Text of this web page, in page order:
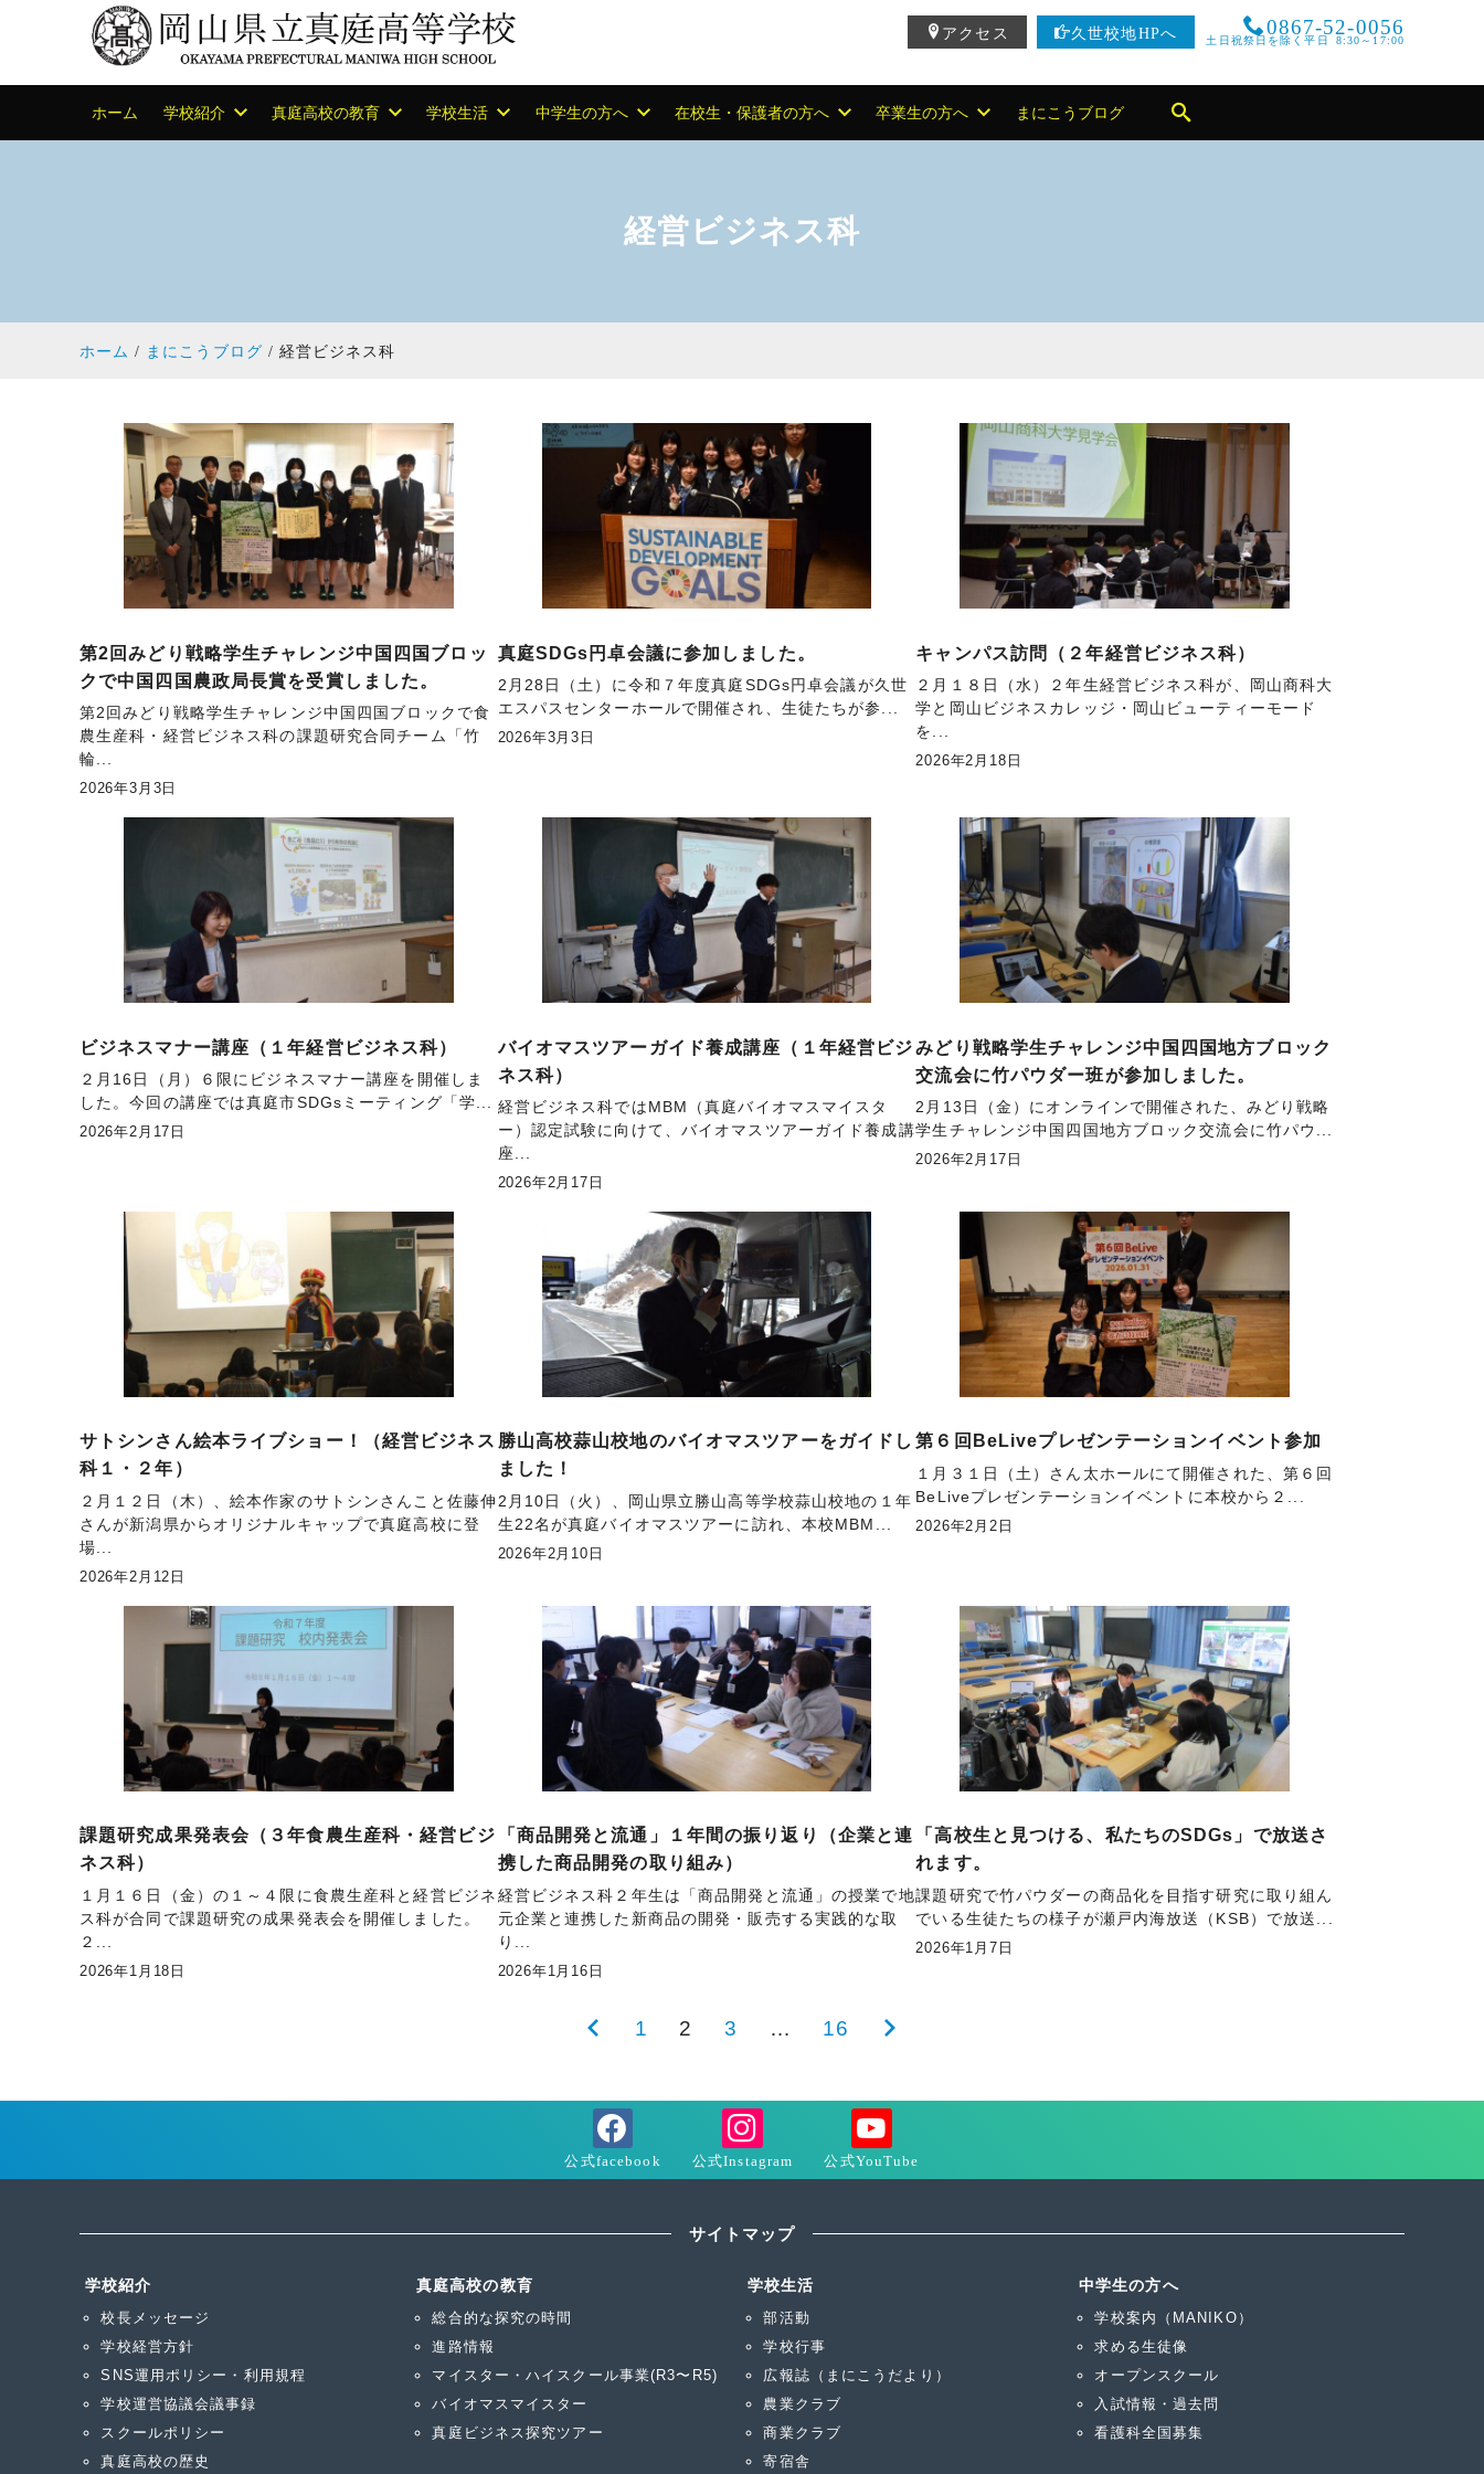
アクセス 久世校地HPへ 0867-52-0056
土日祝祭日を除く平日 8:30～17:00
ホーム 学校紹介 真庭高校の教育 学校生活 中学生の方へ 在校生・保護者の方へ 卒業生の方へ まにこうブログ
経営ビジネス科
ホーム まにこうブログ 経営ビジネス科
第2回みどり戦略学生チャレンジ中国四国ブロッ
クで中国四国農政局長賞を受賞しました。
第2回みどり戦略学生チャレンジ中国四国ブロックで食
農生産科・経営ビジネス科の課題研究合同チーム「竹
輪...
2026年3月3日
真庭SDGs円卓会議に参加しました。
2月28日（土）に令和７年度真庭SDGs円卓会議が久世
エスパスセンターホールで開催され、生徒たちが参...
2026年3月3日
キャンパス訪問（２年経営ビジネス科）
２月１８日（水）２年生経営ビジネス科が、岡山商科大
学と岡山ビジネスカレッジ・岡山ビューティーモード
を...
2026年2月18日
ビジネスマナー講座（１年経営ビジネス科）
２月16日（月）６限にビジネスマナー講座を開催しま
した。今回の講座では真庭市SDGsミーティング「学...
2026年2月17日
バイオマスツアーガイド養成講座（１年経営ビジ
ネス科）
経営ビジネス科ではMBM（真庭バイオマスマイスタ
ー）認定試験に向けて、バイオマスツアーガイド養成講
座...
2026年2月17日
みどり戦略学生チャレンジ中国四国地方ブロック
交流会に竹パウダー班が参加しました。
2月13日（金）にオンラインで開催された、みどり戦略
学生チャレンジ中国四国地方ブロック交流会に竹パウ...
2026年2月17日
サトシンさん絵本ライブショー！（経営ビジネス
科１・２年）
２月１２日（木）、絵本作家のサトシンさんこと佐藤伸
さんが新潟県からオリジナルキャップで真庭高校に登
場...
2026年2月12日
勝山高校蒜山校地のバイオマスツアーをガイドし
ました！
2月10日（火）、岡山県立勝山高等学校蒜山校地の１年
生22名が真庭バイオマスツアーに訪れ、本校MBM...
2026年2月10日
第６回BeLiveプレゼンテーションイベント参加
１月３１日（土）さん太ホールにて開催された、第６回
BeLiveプレゼンテーションイベントに本校から２...
2026年2月2日
課題研究成果発表会（３年食農生産科・経営ビジ
ネス科）
１月１６日（金）の１～４限に食農生産科と経営ビジネ
ス科が合同で課題研究の成果発表会を開催しました。
２...
2026年1月18日
「商品開発と流通」１年間の振り返り（企業と連
携した商品開発の取り組み）
経営ビジネス科２年生は「商品開発と流通」の授業で地
元企業と連携した新商品の開発・販売する実践的な取
り...
2026年1月16日
「高校生と見つける、私たちのSDGs」で放送さ
れます。
課題研究で竹パウダーの商品化を目指す研究に取り組ん
でいる生徒たちの様子が瀬戸内海放送（KSB）で放送...
2026年1月7日
送
り
前
ペ
ー
ジ
1 2 3 … 16
次
ペ
ジ
サイトマップ
学校紹介
校長メッセージ
学校経営方針
SNS運用ポリシー・利用規程
学校運営協議会議事録
スクールポリシー
真庭高校の歴史
真庭高校の教育
総合的な探究の時間
進路情報
マイスター・ハイスクール事業(R3〜R5)
バイオマスマイスター
真庭ビジネス探究ツアー
学校生活
部活動
学校行事
広報誌（まにこうだより）
農業クラブ
商業クラブ
寄宿舎
中学生の方へ
学校案内（MANIKO）
求める生徒像
オープンスクール
入試情報・過去問
看護科全国募集